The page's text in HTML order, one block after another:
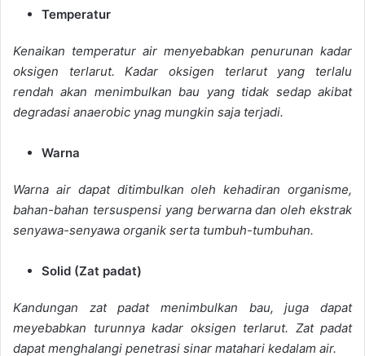
Temperatur
Kenaikan temperatur air menyebabkan penurunan kadar
oksigen terlarut. Kadar oksigen terlarut yang terlalu
rendah akan menimbulkan bau yang tidak sedap akibat
degradasi anaerobic ynag mungkin saja terjadi.
Warna
Warna air dapat ditimbulkan oleh kehadiran organisme,
bahan-bahan tersuspensi yang berwarna dan oleh ekstrak
senyawa-senyawa organik serta tumbuh-tumbuhan.
Solid (Zat padat)
Kandungan zat padat menimbulkan bau, juga dapat
meyebabkan turunnya kadar oksigen terlarut. Zat padat
dapat menghalangi penetrasi sinar matahari kedalam air.